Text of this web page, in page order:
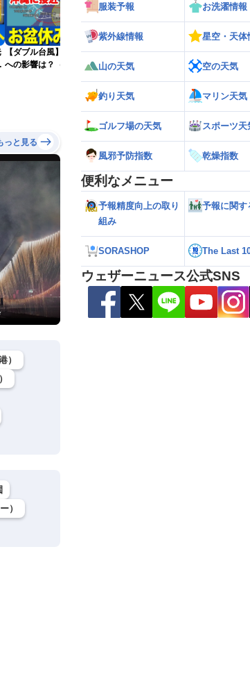
【ダブル台風】日本列島へ接近 お盆休み
への影響は？（6日22時更新）
【台風13号 2026】沖縄
の暴風・大雨のピーク
っと見る
）
）
服装予報 お洗濯情報
紫外線情報 星空・天体
山の天気 空の天気
釣り天気 マリン天気
ゴルフ場の天気 スポーツ天
風邪予防指数 乾燥指数
便利なメニュー
予報精度向上の取り
組み
予報に関す
SORASHOP The Last
ウェザーニュース公式SNS